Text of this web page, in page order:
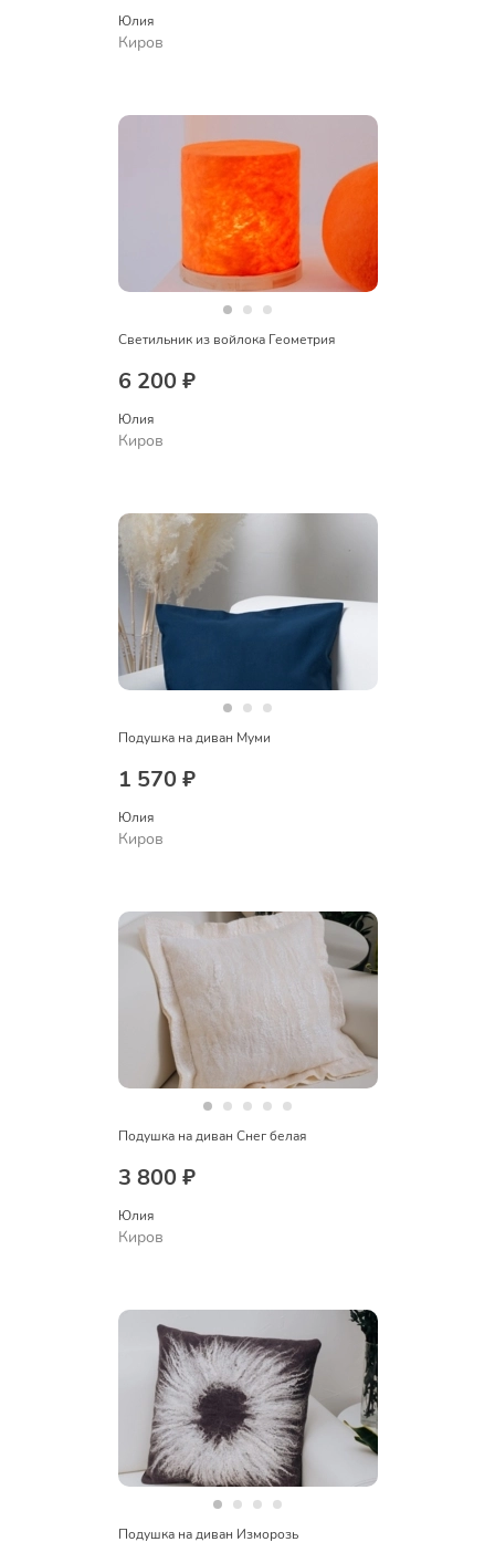
Юлия
Киров
Светильник из войлока Геометрия
6 200 ₽
Юлия
Киров
Подушка на диван Муми
1 570 ₽
Юлия
Киров
Подушка на диван Снег белая
3 800 ₽
Юлия
Киров
Подушка на диван Изморозь